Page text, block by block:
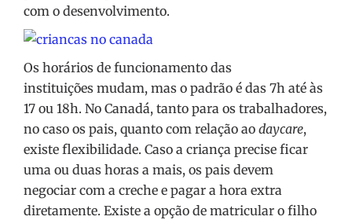
com o desenvolvimento.
Os horários de funcionamento das
instituições mudam, mas o padrão é das 7h até às
17 ou 18h. No Canadá, tanto para os trabalhadores,
no caso os pais, quanto com relação ao daycare,
existe flexibilidade. Caso a criança precise ficar
uma ou duas horas a mais, os pais devem
negociar com a creche e pagar a hora extra
diretamente. Existe a opção de matricular o filho